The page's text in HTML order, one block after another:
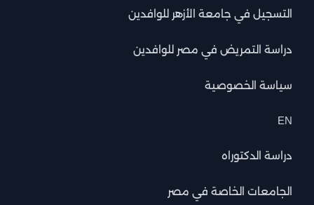
التسجيل في جامعة الأزهر للوافدين
دراسة التمريض في مصر للوافدين
سياسة الخصوصية
EN
دراسة الدكتوراه
الجامعات الخاصة في مصر